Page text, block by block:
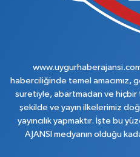
haberciliğinde temel amacımız,
suretiyle, abartmadan ve hiçbir
şekilde ve yayın ilkelerimiz
yayıncılık yapmaktır. İşte bu
AJANSI medyanın olduğu